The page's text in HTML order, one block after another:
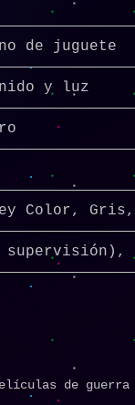
de juguete
y luz
Color, Gris,
supervisión),
de guerra